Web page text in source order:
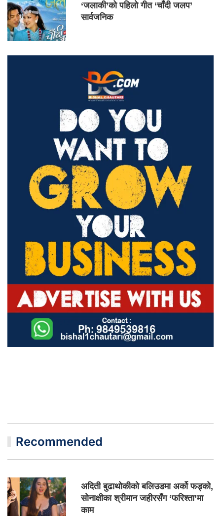
‘जलाकी’को पहिलो गीत ‘चाँदी जलप’
सार्वजनिक
Recommended
अदिती बुढाथोकीको बलिउडमा अर्को फड्को,
सोनाक्षीका श्रीमान जहीरसँग ‘फरिश्ता’मा
काम